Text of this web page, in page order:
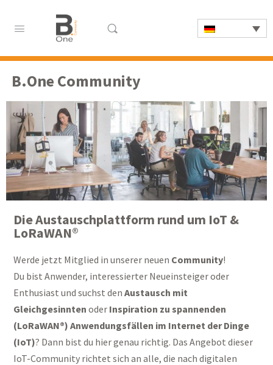
B.One Community
Die Austauschplattform rund um IoT &
LoRaWAN®
Werde jetzt Mitglied in unserer neuen Community!
Du bist Anwender, interessierter Neueinsteiger oder
Enthusiast und suchst denAustausch mit
Gleichgesinnten oder Inspiration zu spannenden
(LoRaWAN®) Anwendungsfällen im Internet der Dinge
(IoT)? Dann bist du hier genau richtig. Das Angebot dieser
IoT-Community richtet sich an alle, die nach digitalen